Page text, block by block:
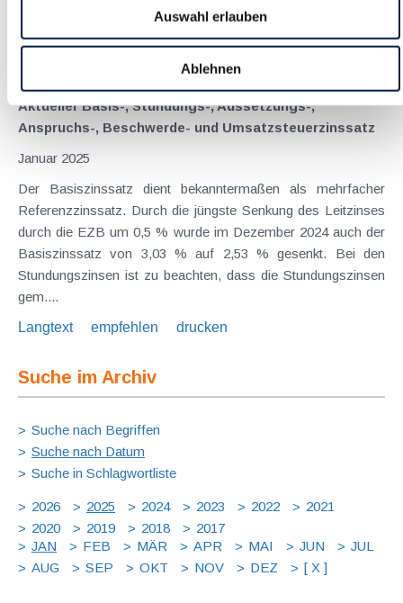
Auswahl erlauben
Ablehnen
Jahresbeleg unterstützen die vollständige Erfassung der...
Aktueller Basis-, Stundungs-, Aussetzungs-,
Anspruchs-, Beschwerde- und Umsatzsteuerzinssatz
Januar 2025
Der Basiszinssatz dient bekanntermaßen als mehrfacher
Referenzzinssatz. Durch die jüngste Senkung des Leitzinses
durch die EZB um 0,5 % wurde im Dezember 2024 auch der
Basiszinssatz von 3,03 % auf 2,53 % gesenkt. Bei den
Stundungszinsen ist zu beachten, dass die Stundungszinsen
gem....
Langtext
empfehlen drucken
Suche im Archiv
Suche nach Begriffen
Suche nach Datum
Suche in Schlagwortliste
2026 2025 2024 2023 2022
2021
2020
2019 2018
2017
JAN
FEB MÄR APR MAI JUN
JUL
AUG
SEP OKT NOV DEZ [ X ]